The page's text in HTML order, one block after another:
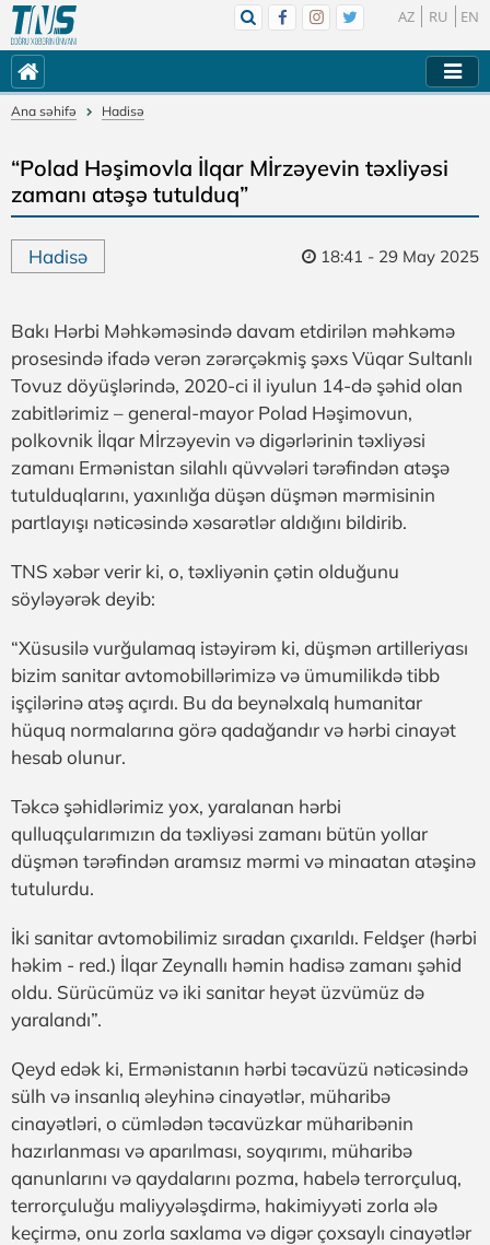
AZ RU EN
Ana səhifə Hadisə
“Polad Həşimovla İlqar Mİrzəyevin təxliyəsi
zamanı atəşə tutulduq”
Hadisə 18:41 - 29 May 2025
Bakı Hərbi Məhkəməsində davam etdirilən məhkəmə
prosesində ifadə verən zərərçəkmiş şəxs Vüqar Sultanlı
Tovuz döyüşlərində, 2020-ci il iyulun 14-də şəhid olan
zabitlərimiz – general-mayor Polad Həşimovun,
polkovnik İlqar Mİrzəyevin və digərlərinin təxliyəsi
zamanı Ermənistan silahlı qüvvələri tərəfindən atəşə
tutulduqlarını, yaxınlığa düşən düşmən mərmisinin
partlayışı nəticəsində xəsarətlər aldığını bildirib.
TNS xəbər verir ki, o, təxliyənin çətin olduğunu
söyləyərək deyib:
“Xüsusilə vurğulamaq istəyirəm ki, düşmən artilleriyası
bizim sanitar avtomobillərimizə və ümumilikdə tibb
işçilərinə atəş açırdı. Bu da beynəlxalq humanitar
hüquq normalarına görə qadağandır və hərbi cinayət
hesab olunur.
Təkcə şəhidlərimiz yox, yaralanan hərbi
qulluqçularımızın da təxliyəsi zamanı bütün yollar
düşmən tərəfindən aramsız mərmi və minaatan atəşinə
tutulurdu.
İki sanitar avtomobilimiz sıradan çıxarıldı. Feldşer (hərbi
həkim - red.) İlqar Zeynallı həmin hadisə zamanı şəhid
oldu. Sürücümüz və iki sanitar heyət üzvümüz də
yaralandı”.
Qeyd edək ki, Ermənistanın hərbi təcavüzü nəticəsində
sülh və insanlıq əleyhinə cinayətlər, müharibə
cinayətləri, o cümlədən təcavüzkar müharibənin
hazırlanması və aparılması, soyqırımı, müharibə
qanunlarını və qaydalarını pozma, habelə terrorçuluq,
terrorçuluğu maliyyələşdirmə, hakimiyyəti zorla ələ
keçirmə, onu zorla saxlama və digər çoxsaylı cinayətlər